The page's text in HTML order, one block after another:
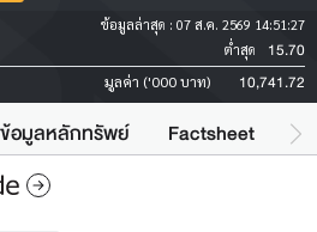
ข้อมูลล่าสุด : 07 ส.ค. 2569 14:51:27
ต่ำสุด 15.70
มูลค่า ('000 บาท) 10,741.72
ข้อมูลหลักทรัพย์ Factsheet